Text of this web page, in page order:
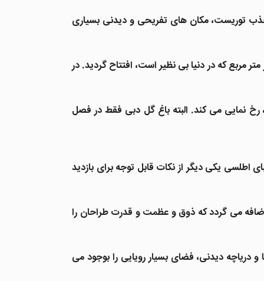
جذب توریست، مکان های تفریحی و دیدنی بسیاری
گاردن از فضاهای بسیار دیدنی دبی با طراحی خاص و منحصر به فرد خود در سال 2013 به وسعت 72 هزار متر مربع که در دنیا بی نظیر است، افتتاح گردید. در
رخ نمایی می کند. البته باغ گل دبی فقط در فصل
اطلسی یکی دیگر از نکات قابل توجه برای بازدید
اضافه می گردد که ذوق و عظمت و قدرت طراحان را
دریاچه دیدنی، فضای بسیار رویایی را بوجود می